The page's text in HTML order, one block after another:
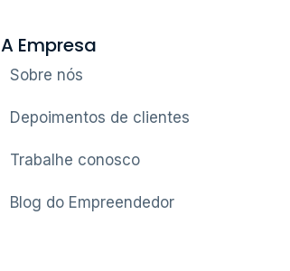
A Empresa
Sobre nós
Depoimentos de clientes
Trabalhe conosco
Blog do Empreendedor